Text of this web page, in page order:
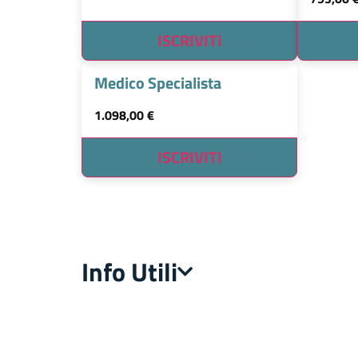
ISCRIVITI
Medico Specialista
1.098,00€
ISCRIVITI
Info Utili